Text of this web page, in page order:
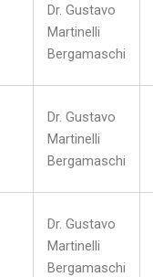
Dr. Gustavo
Martinelli
Bergamaschi
Dr. Gustavo
Martinelli
Bergamaschi
Dr. Gustavo
Martinelli
Bergamaschi